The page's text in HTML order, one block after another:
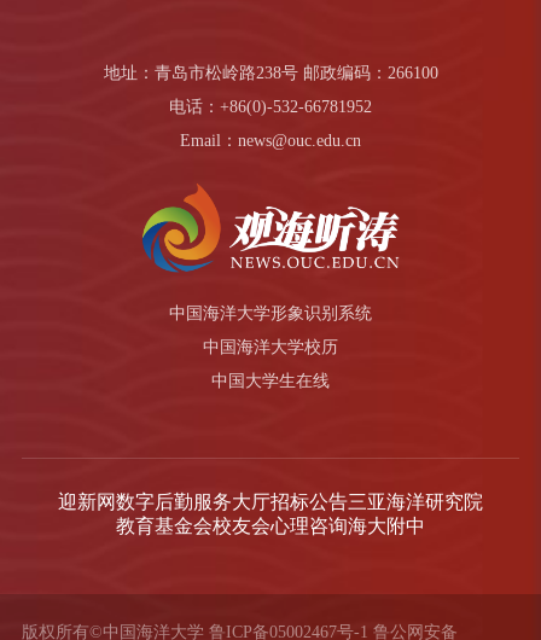
地址：青岛市松岭路238号 邮政编码：266100
电话：+86(0)-532-66781952
Email：news@ouc.edu.cn
中国海洋大学形象识别系统
中国海洋大学校历
中国大学生在线
迎新网数字后勤服务大厅招标公告三亚海洋研究院
教育基金会校友会心理咨询海大附中
版权所有©中国海洋大学 鲁ICP备05002467号-1 鲁公网安备